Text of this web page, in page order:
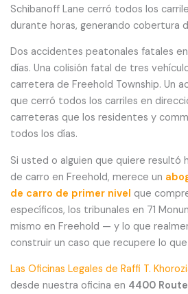
Schibanoff Lane cerró todos los
durante horas, generando cobertura
Dos accidentes peatonales fatales
días. Una colisión fatal de tres
carretera de Freehold Township. Un
que cerró todos los carriles en
carreteras que los residentes y
todos los días.
Si usted o alguien que quiere resultó
de carro en Freehold, merece un
de carro de primer nivel que
específicos, los tribunales en 71
mismo en Freehold — y lo que
construir un caso que recupere lo
Las Oficinas Legales de Raffi T.
desde nuestra oficina en 4400